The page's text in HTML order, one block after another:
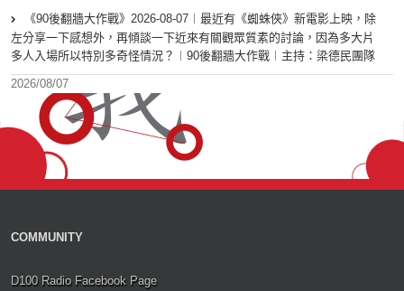
《90後翻牆大作戰》2026-08-07︱最近有《蜘蛛俠》新電影上映，除
左分享一下感想外，再傾談一下近來有關觀眾質素的討論，因為多大片
多人入場所以特別多奇怪情況？︱90後翻牆大作戰︱主持：梁德民團隊
2026/08/07
COMMUNITY
D100 Radio Facebook Page